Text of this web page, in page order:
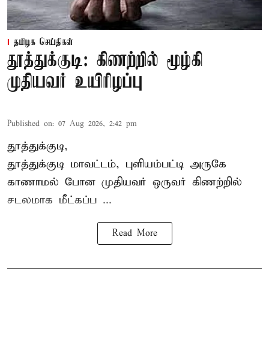
தமிழக செய்திகள்
தூத்துக்குடி: கிணற்றில் மூழ்கி
முதியவர் உயிரிழப்பு
Published on: 07 Aug 2026, 2:42 pm
தூத்துக்குடி,
தூத்துக்குடி மாவட்டம், புளியம்பட்டி அருகே
காணாமல் போன முதியவர் ஒருவர் கிணற்றில்
சடலமாக மீட்கப்ப ...
Read More